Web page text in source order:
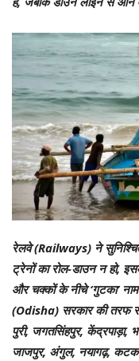
रेलवे (Railways) ने
ट्रेनों का रोल-डाउन न हो,
और चक्कों के नीचे ‘गुटका’
(Odisha) सरकार की तरफ
पुरी, जगतसिंहपुर, केंद्रपाड़ा,
जाजपुर, अंगुल, नयागढ़,